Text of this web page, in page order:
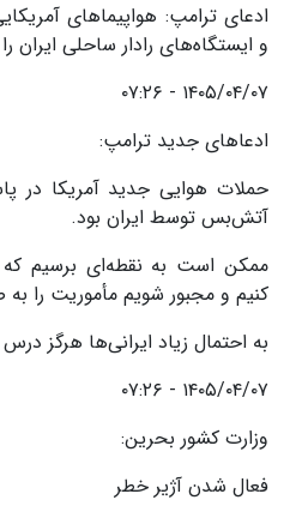
ادعای ترامپ: هواپیماهای
و ایستگاه‌های رادار ساحلی ایران را
۱۴۰۵/۰۴/۰۷ - ۰۷:۲۶
ادعاهای جدید ترامپ:
حملات هوایی جدید آمریکا در
آتش‌بس توسط ایران بود.
ممکن است به نقطه‌ای برسیم که
کنیم و مجبور شویم مأموریت را
به احتمال زیاد ایرانی‌ها هرگز
۱۴۰۵/۰۴/۰۷ - ۰۷:۲۶
وزارت کشور بحرین:
فعال شدن آژیر خطر